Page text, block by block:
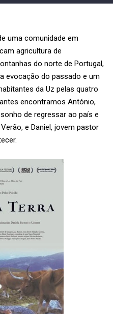
uma comunidade em
agricultura de
do norte de Portugal,
evocação do passado e um
da Uz pelas quatro
encontramos António,
de regressar ao país e
e Daniel, jovem pastor